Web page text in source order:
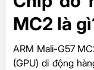
MC2 là
ARM Mali-G57
(GPU) di động